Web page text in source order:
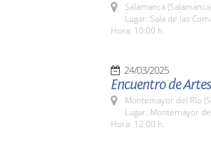
Salamanca
Lugar: Sala de las
Hora: 10:00 h.
24/03/2025
Encuentro de
Montemayor del Río
Lugar: Montemayor
Hora: 12:00 h.